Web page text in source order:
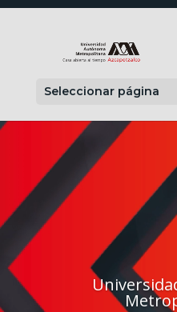
Seleccionar página